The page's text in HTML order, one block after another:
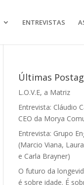
ENTREVISTAS
Últimas
L.O.V.E, a Matriz
Entrevista: Cláudio
CEO da Morya
Entrevista: Grupo
(Marcio Viana,
e Carla Brayner)
O futuro da
é sobre idade. É